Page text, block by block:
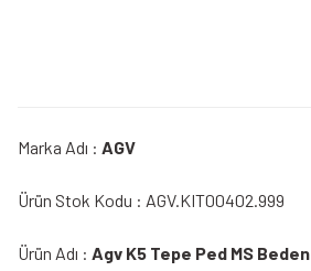
Marka Adı : AGV
Ürün Stok Kodu : AGV.KIT00402.999
Ürün Adı : Agv K5 Tepe Ped MS Beden